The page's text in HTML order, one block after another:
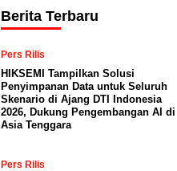
Berita Terbaru
Pers Rilis
HIKSEMI Tampilkan Solusi
Penyimpanan Data untuk Seluruh
Skenario di Ajang DTI Indonesia
2026, Dukung Pengembangan AI di
Asia Tenggara
Pers Rilis